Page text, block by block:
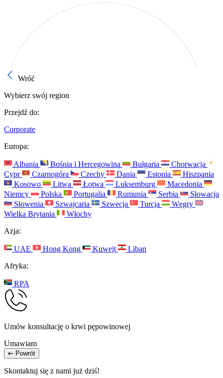
Wróć
Wybierz swój region
Przejdź do:
Corporate
Europa:
Albania Bośnia i Hercegowina Bułgaria
Chorwacja
Cypr
Czarnogóra Czechy Dania Estonia
Hiszpania
Kosowo
Litwa Łotwa Luksemburg
Macedonia
Niemcy
Polska Portugalia Rumunia Serbia
Słowacja
Słowenia
Szwajcaria Szwecja Turcja
Węgry
Wielka Brytania
Włochy
Azja:
UAE Hong Kong Kuwejt
Liban
Afryka:
RPA
Umów konsultację o krwi pępowinowej
Umawiam
Powrót
Skontaktuj się z nami już dziś!